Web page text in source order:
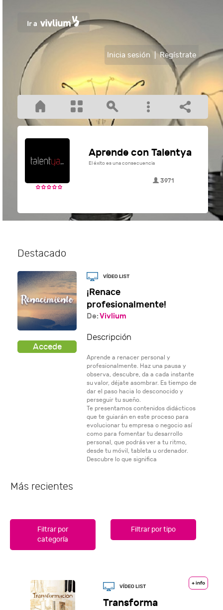
Inicia sesión Regístrate
Aprende con Talentya
El éxito es una consecuencia
3971
Destacado
¡Renace
profesionalmente!
De:Vivlium
Descripción
Aprende a renacer personal y
profesionalmente. Haz una pausa y
observa, descubre, da a cada instante
su valor, déjate asombrar. Es tiempo de
dar el paso hacia lo desconocido y
perseguir tu sueño.
Te presentamos contenidos didácticos
que te guiarán en este proceso para
evolucionar tu empresa o negocio así
como para fomentar tu desarrollo
personal, que podrás ver a tu ritmo,
desde tu móvil, tableta u ordenador.
Descubre lo que significa
Más recientes
Filtrar por
categoría
Filtrar por tipo
+ info
Transforma